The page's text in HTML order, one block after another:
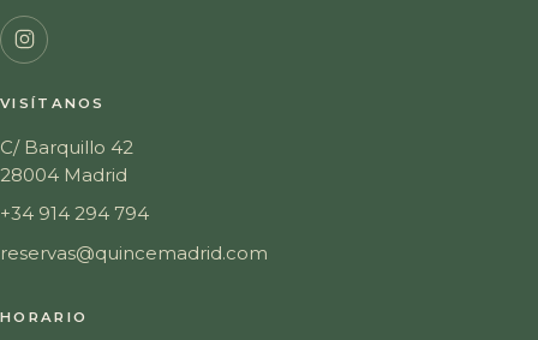
VISÍTANOS
C/ Barquillo 42
28004 Madrid
+34 914 294 794
reservas@quincemadrid.com
HORARIO